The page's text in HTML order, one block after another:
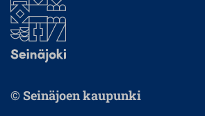
© Seinäjoen kaupunki